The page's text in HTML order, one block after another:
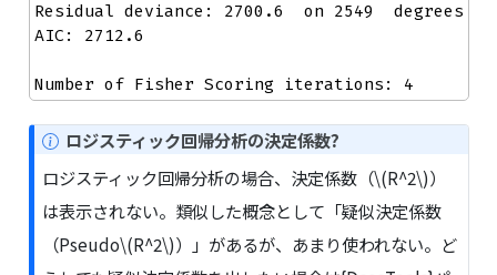
Residual deviance: 2700.6  on 2549  degrees of
AIC: 2712.6
Number of Fisher Scoring iterations: 4
N
t
e
ロジスティック回帰分析の決定係数?
ロジスティック回帰分析の場合、決定係数（\(R^2\)）
は表示されない。類似した概念として「疑似決定係数
（Pseudo\(R^2\)）」があるが、あまり使われない。ど